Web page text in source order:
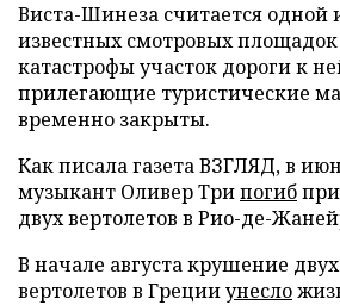
Виста-Шинеза считается одной
известных смотровых площадок
катастрофы участок дороги к
прилегающие туристические
временно закрыты.
Как писала газета ВЗГЛЯД, в
музыкант Оливер Трипогиб
двух вертолетов в Рио-де-
В начале августа крушение
вертолетов в Грецииунесло